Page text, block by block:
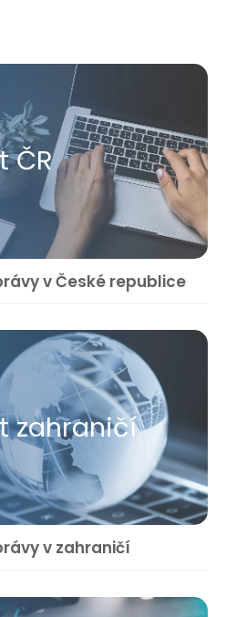
ČR
v České republice
zahraničí
v zahraničí